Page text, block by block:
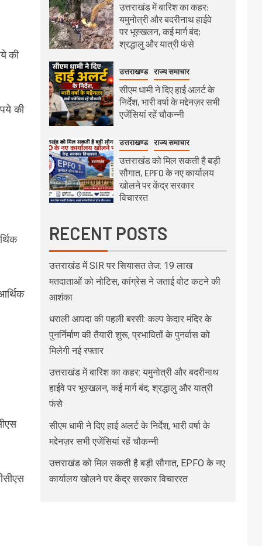
की
की
उत्तराखंड में बारिश का कहर:
यमुनोत्री और बदरीनाथ हाईवे
पर भूस्खलन, कई मार्ग बंद;
श्रद्धालु और यात्री फंसे
उत्तराखण्ड राज्य समाचार
सीएम धामी ने दिए हाई अलर्ट के
निर्देश, भारी वर्षा के मद्देनज़र सभी
एजेंसियां रहें चौकन्नी
उत्तराखण्ड राज्य समाचार
उत्तराखंड को मिल सकती है बड़ी
सौगात, EPFO के नए कार्यालय
खोलने पर केंद्र सरकार
विचाररत
RECENT POSTS
उत्तराखंड में SIR पर सियासत तेज: 19 लाख
मतदाताओं को नोटिस, कांग्रेस ने जताई वोट कटने की
आशंका
धराली आपदा की पहली बरसी: कल्प केदार मंदिर के
पुनर्निर्माण की तैयारी शुरू, प्रभावितों के पुनर्वास को
मिलेगी नई रफ्तार
उत्तराखंड में बारिश का कहर: यमुनोत्री और बदरीनाथ
हाईवे पर भूस्खलन, कई मार्ग बंद; श्रद्धालु और यात्री
फंसे
सीएम धामी ने दिए हाई अलर्ट के निर्देश, भारी वर्षा के
मद्देनज़र सभी एजेंसियां रहें चौकन्नी
उत्तराखंड को मिल सकती है बड़ी सौगात, EPFO के नए
कार्यालय खोलने पर केंद्र सरकार विचाररत